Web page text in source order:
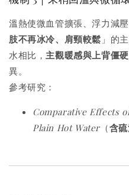
溫熱使微血管擴張、浮力減
肢不再冰冷、肩頸較鬆 」的
水相比， 主觀暖感與上背僵
異。
參考研究：
Comparative Effects
Plain Hot Water （含